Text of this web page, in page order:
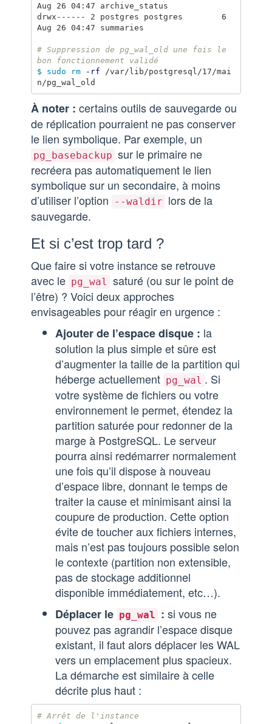
Aug 26 04:47 archive_status
drwx------ 2 postgres postgres        6
Aug 26 04:47 summaries
# Suppression de pg_wal_old une fois le
bon fonctionnement validé
$ sudo rm -rf /var/lib/postgresql/17/mai
À noter : certains outils de sauvegarde ou
de réplication pourraient ne pas conserver
le lien symbolique. Par exemple, un
pg_basebackup sur le primaire ne
recréera pas automatiquement le lien
symbolique sur un secondaire, à moins
d’utiliser l’option
--waldir lors de la
sauvegarde.
Et si c’est trop tard ?
Que faire si votre instance se retrouve
avec le pg_wal saturé (ou sur le point de
l’être) ? Voici deux approches
envisageables pour réagir en urgence :
Ajouter de l’espace disque : la
solution la plus simple et sûre est
d’augmenter la taille de la partition qui
héberge actuellement pg_wal . Si
votre système de fichiers ou votre
environnement le permet, étendez la
partition saturée pour redonner de la
marge à PostgreSQL. Le serveur
pourra ainsi redémarrer normalement
une fois qu’il dispose à nouveau
d’espace libre, donnant le temps de
traiter la cause et minimisant ainsi la
coupure de production. Cette option
évite de toucher aux fichiers internes,
mais n’est pas toujours possible selon
le contexte (partition non extensible,
pas de stockage additionnel
disponible immédiatement, etc…).
Déplacer le pg_wal : si vous ne
pouvez pas agrandir l’espace disque
existant, il faut alors déplacer les WAL
vers un emplacement plus spacieux.
La démarche est similaire à celle
décrite plus haut :
# Arrêt de l'instance